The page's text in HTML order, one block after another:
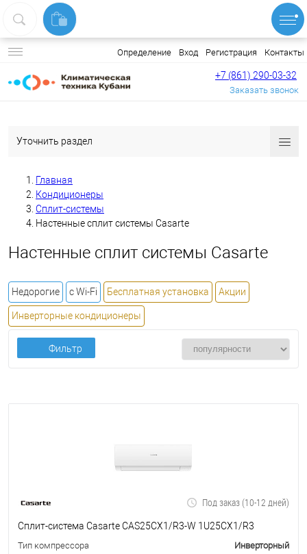
Определение Вход Регистрация Контакты
+7 (861) 290-03-32
Заказать звонок
Уточнить раздел
Главная
Кондиционеры
Сплит-системы
Настенные сплит системы Casarte
Настенные сплит системы Casarte
Недорогие с Wi-Fi Бесплатная установка Акции
Инверторные кондиционеры
Фильтр
Под заказ (10-12 дней)
Сплит-система Casarte CAS25CX1/R3-W 1U25CX1/R3
Тип компрессора
Инверторный